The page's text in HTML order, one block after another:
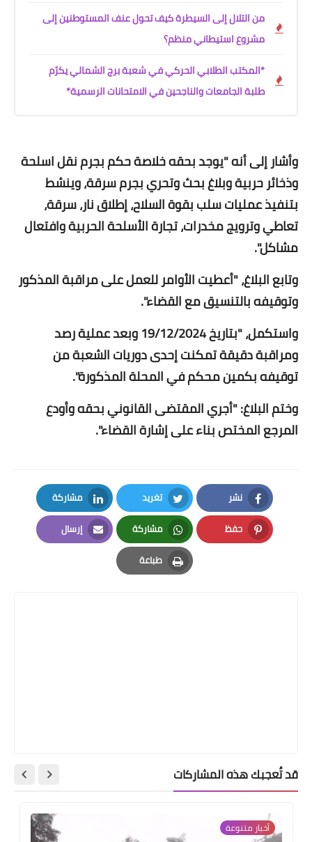
من التلال إلى السيطرة كيف تحول عنف المستوطنين إلى
مشروع استيطاني منظم؟
*المكتب الطلابي الحركي في شعبة برج الشمالي يكرّم
طلبة الجامعات والناجحين في الامتحانات الرسمية*
وأشار إلى أنه "يوجد بحقه خلاصة حكم بجرم نقل اسلحة
وذخائر حربية وبلاغ بحث وتحري بجرم سرقة، وينشط
بتنفيذ عمليات سلب بقوة السلاح، إطلاق نار، سرقة،
تعاطي وترويج مخدرات، تجارة الأسلحة الحربية وافتعال
مشاكل".
وتابع البلاغ، "أعطيت الأوامر للعمل على مراقبة المذكور
وتوقيفه بالتنسيق مع القضاء".
واستكمل، "بتاريخ 19/12/2024 وبعد عملية رصد
ومراقبة دقيقة تمكنت إحدى دوريات الشعبة من
توقيفه بكمين محكم في المحلة المذكورة".
وختم البلاغ: "أجري المقتضى القانوني بحقه وأودع
المرجع المختص بناء على إشارة القضاء".
نشر
Facebook
تغريد
Twitter
مشاركة
LinkedIn
حفظ
Pinterest
مشاركة
Whatsapp
إرسال
Email
طباعة
Print
قد تُعجبك هذه المشاركات
أخبار ‏متنوعة